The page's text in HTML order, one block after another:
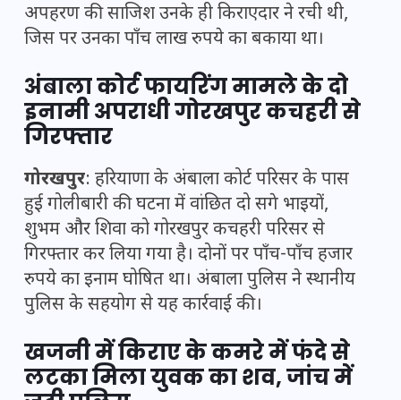
अपहरण की साजिश उनके ही किराएदार ने रची थी,
जिस पर उनका पाँच लाख रुपये का बकाया था।
अंबाला कोर्ट फायरिंग मामले के दो
इनामी अपराधी गोरखपुर कचहरी से
गिरफ्तार
गोरखपुर: हरियाणा के अंबाला कोर्ट परिसर के पास
हुई गोलीबारी की घटना में वांछित दो सगे भाइयों,
शुभम और शिवा को गोरखपुर कचहरी परिसर से
गिरफ्तार कर लिया गया है। दोनों पर पाँच-पाँच हजार
रुपये का इनाम घोषित था। अंबाला पुलिस ने स्थानीय
पुलिस के सहयोग से यह कार्रवाई की।
खजनी में किराए के कमरे में फंदे से
लटका मिला युवक का शव, जांच में